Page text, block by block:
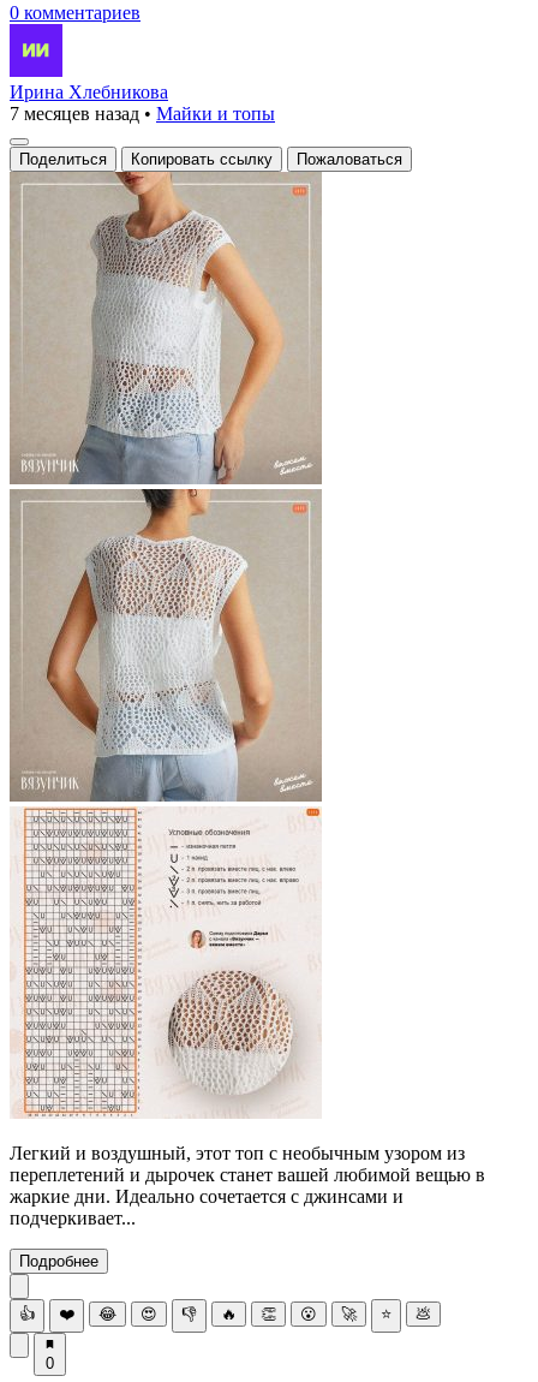
0 комментариев
Ирина Хлебникова
7 месяцев назад • Майки и топы
Поделиться Копировать ссылку Пожаловаться
Легкий и воздушный, этот топ с необычным узором из
переплетений и дырочек станет вашей любимой вещью в
жаркие дни. Идеально сочетается с джинсами и
подчеркивает...
Подробнее
👍 ❤️ 😂 😍 👎 🔥 👏 😮 🚀 ⭐ 💩
0